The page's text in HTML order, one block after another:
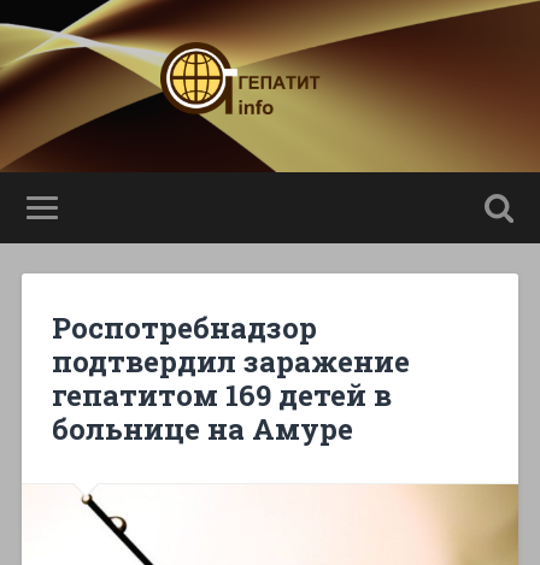
Роспотребнадзор
подтвердил заражение
гепатитом 169 детей в
больнице на Амуре